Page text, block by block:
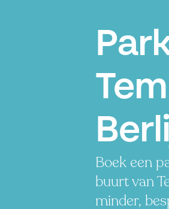
Boek een
buurt van
minder,